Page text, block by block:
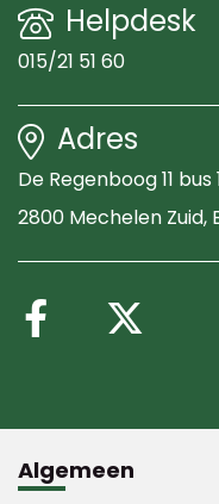
Helpdesk
015/21 51 60
Adres
De Regenboog 11 bus
2800 Mechelen Zuid,
Volg
Algemeen